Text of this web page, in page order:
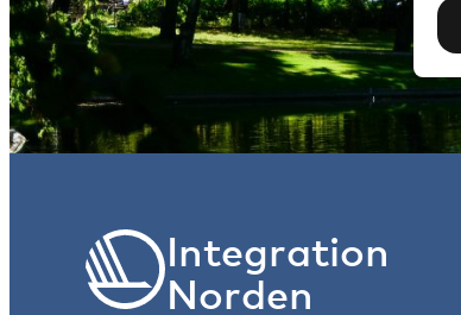
Integration
Norden